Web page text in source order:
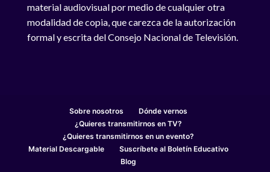
material audiovisual por medio de cualquier otra
modalidad de copia, que carezca de la autorización
formal y escrita del Consejo Nacional de Televisión.
Sobre nosotros
Dónde vernos
¿Quieres transmitirnos en TV?
¿Quieres transmitirnos en un evento?
Material Descargable
Suscríbete al Boletín Educativo
Blog